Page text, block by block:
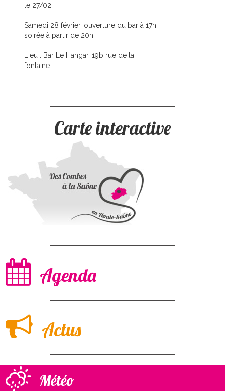
le 27/02
Samedi 28 février, ouverture du bar à 17h,
soirée à partir de 20h
Lieu : Bar Le Hangar, 19b rue de la
fontaine
Carte interactive
Agenda
Actus
Météo